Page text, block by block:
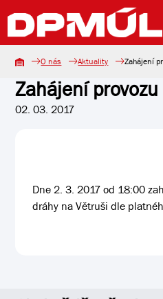
O nás Aktuality Zahájení
Zahájení
02. 03. 2017
Dne 2. 3. 2017 od 18:00
dráhy na Větruši dle